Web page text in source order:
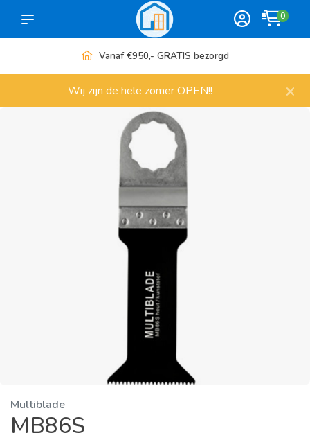
0
Vanaf €950,- GRATIS bezorgd
Wij zijn de hele zomer OPEN!! ×
Multiblade
MB86S